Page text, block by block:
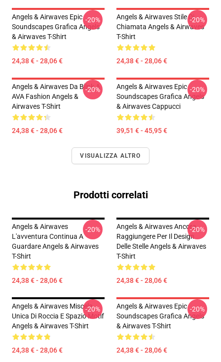
Angels & Airwaves Epic
Soundscapes Grafica Angels
& Airwaves T-Shirt
24,38 € - 28,06 €
-20%
Angels & Airwaves Stile Di
Chiamata Angels & Airwaves
T-Shirt
24,38 € - 28,06 €
-20%
Angels & Airwaves Da Blink A
AVA Fashion Angels &
Airwaves T-Shirt
24,38 € - 28,06 €
-20%
Angels & Airwaves Epic
Soundscapes Grafica Angels
& Airwaves Cappucci
39,51 € - 45,95 €
-20%
VISUALIZZA ALTRO
Prodotti correlati
Angels & Airwaves
L'avventura Continua A
Guardare Angels & Airwaves
T-Shirt
24,38 € - 28,06 €
-20%
Angels & Airwaves Ancora
Raggiungere Per Il Design
Delle Stelle Angels & Airwaves
T-Shirt
24,38 € - 28,06 €
-20%
Angels & Airwaves Miscela
Unica Di Roccia E Spazio Motif
Angels & Airwaves T-Shirt
24,38 € - 28,06 €
-20%
Angels & Airwaves Epic
Soundscapes Grafica Angels
& Airwaves T-Shirt
24,38 € - 28,06 €
-20%